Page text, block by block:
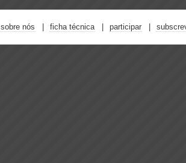
sobre nós ficha técnica participar